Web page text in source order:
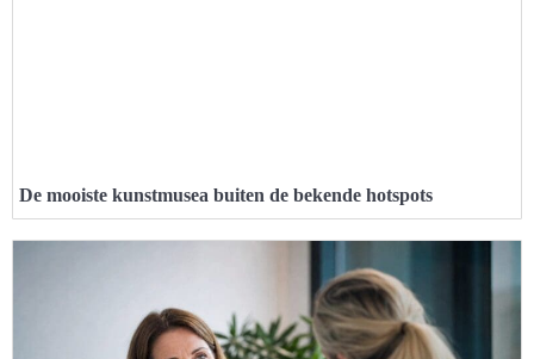
De mooiste kunstmusea buiten de bekende hotspots